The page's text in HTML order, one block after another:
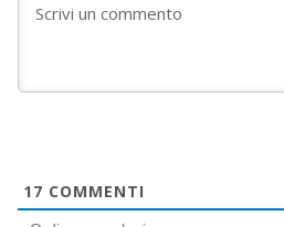
17 COMMENTI